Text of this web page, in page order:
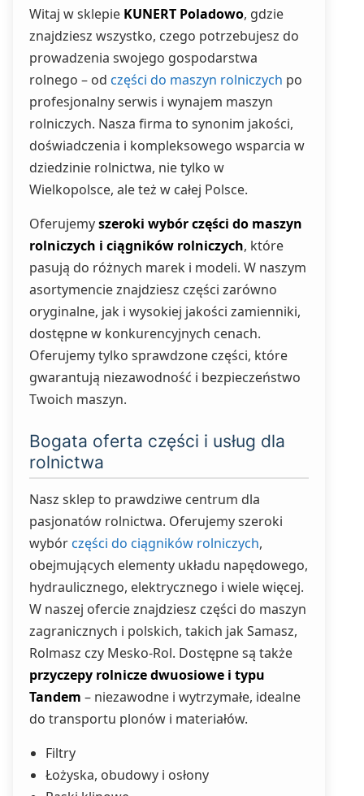
Witaj w sklepie KUNERT Poladowo, gdzie
znajdziesz wszystko, czego potrzebujesz do
prowadzenia swojego gospodarstwa
rolnego – od części do maszyn rolniczych po
profesjonalny serwis i wynajem maszyn
rolniczych. Nasza firma to synonim jakości,
doświadczenia i kompleksowego wsparcia w
dziedzinie rolnictwa, nie tylko w
Wielkopolsce, ale też w całej Polsce.
Oferujemyszeroki wybór części do maszyn
rolniczych i ciągników rolniczych, które
pasują do różnych marek i modeli. W naszym
asortymencie znajdziesz części zarówno
oryginalne, jak i wysokiej jakości zamienniki,
dostępne w konkurencyjnych cenach.
Oferujemy tylko sprawdzone części, które
gwarantują niezawodność i bezpieczeństwo
Twoich maszyn.
Bogata oferta części i usług dla
rolnictwa
Nasz sklep to prawdziwe centrum dla
pasjonatów rolnictwa. Oferujemy szeroki
wybór części do ciągników rolniczych,
obejmujących elementy układu napędowego,
hydraulicznego, elektrycznego i wiele więcej.
W naszej ofercie znajdziesz części do maszyn
zagranicznych i polskich, takich jak Samasz,
Rolmasz czy Mesko-Rol. Dostępne są także
przyczepy rolnicze dwuosiowe i typu
Tandem – niezawodne i wytrzymałe, idealne
do transportu plonów i materiałów.
Filtry
Łożyska, obudowy i osłony